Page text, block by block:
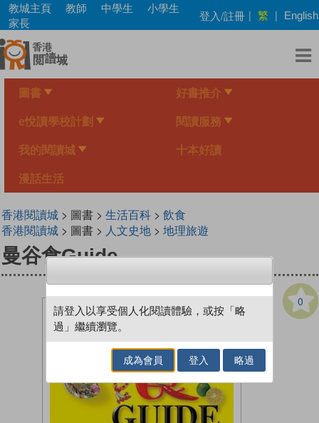
Skip
main
content
教城主頁 教師 中學生
小學生
家長
登入/註冊 | 繁 | English
圖書 好書推介
e悅讀學校計劃 閱讀服務
我的閱讀城 十本好讀
漫話生活
香港閱讀城> 圖書 > 生活百科> 飲食
香港閱讀城> 圖書 > 人文史地> 地理旅遊
曼谷食Guide
0
請登入以享受個人化閱讀體驗，或按「略
過」繼續瀏覽。
成為會員 登入 略過